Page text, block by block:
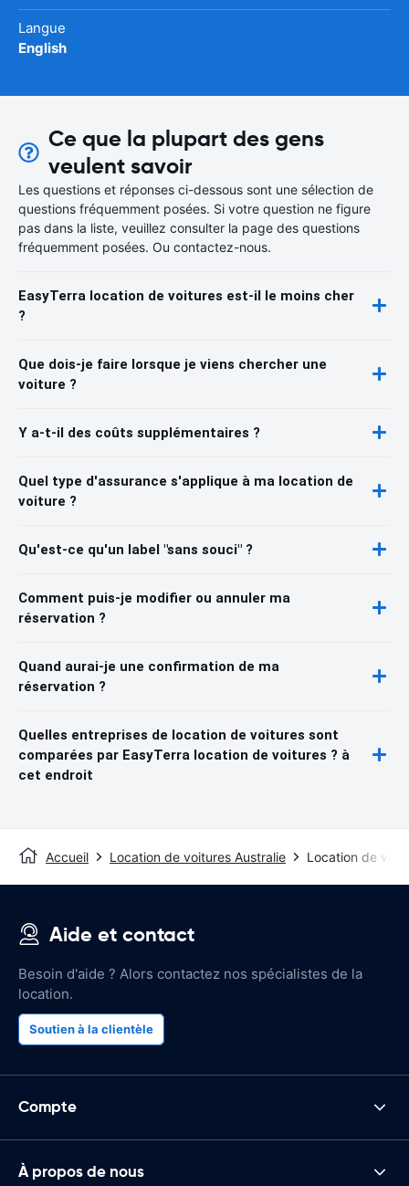
Langue
English
Ce que la plupart des gens
veulent savoir
Les questions et réponses ci-dessous sont une sélection de
questions fréquemment posées. Si votre question ne figure
pas dans la liste, veuillez consulter la page des questions
fréquemment posées. Ou contactez-nous.
EasyTerra location de voitures est-il le moins cher
?
Que dois-je faire lorsque je viens chercher une
voiture ?
Y a-t-il des coûts supplémentaires ?
Quel type d'assurance s'applique à ma location de
voiture ?
Qu'est-ce qu'un label "sans souci" ?
Comment puis-je modifier ou annuler ma
réservation ?
Quand aurai-je une confirmation de ma
réservation ?
Quelles entreprises de location de voitures sont
comparées par EasyTerra location de voitures ? à
cet endroit
Accueil Location de voitures Australie Location de
Aide et contact
Besoin d'aide ? Alors contactez nos spécialistes de la
location.
Soutien à la clientèle
Compte
À propos de nous